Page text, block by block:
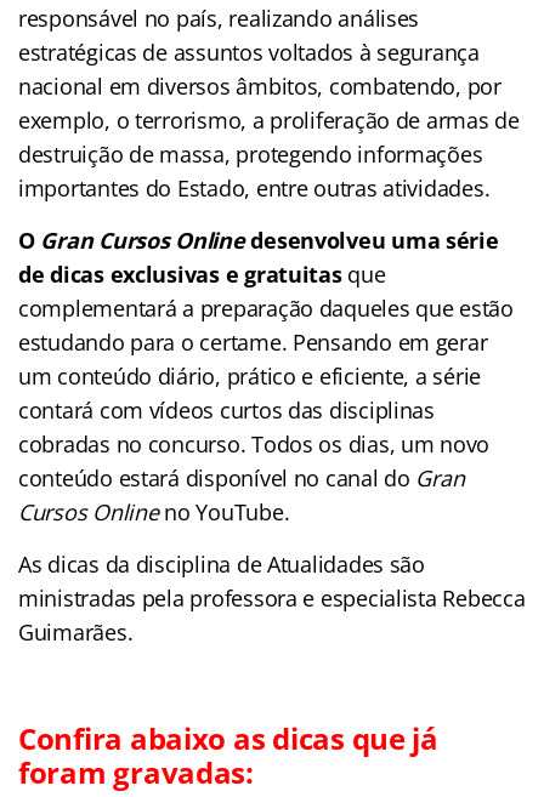
responsável no país, realizando análises
estratégicas de assuntos voltados à segurança
nacional em diversos âmbitos, combatendo, por
exemplo, o terrorismo, a proliferação de armas de
destruição de massa, protegendo informações
importantes do Estado, entre outras atividades.
O Gran Cursos Onlinedesenvolveu uma série
de dicas exclusivas e gratuitasque
complementará a preparação daqueles que estão
estudando para o certame. Pensando em gerar
um conteúdo diário, prático e eficiente, a série
contará com vídeos curtos das disciplinas
cobradas no concurso. Todos os dias, um novo
conteúdo estará disponível no canal do Gran
Cursos Onlineno YouTube.
As dicas da disciplina de Atualidades são
ministradas pela professora e especialista Rebecca
Guimarães.
Confira abaixo as dicas que já
foram gravadas: